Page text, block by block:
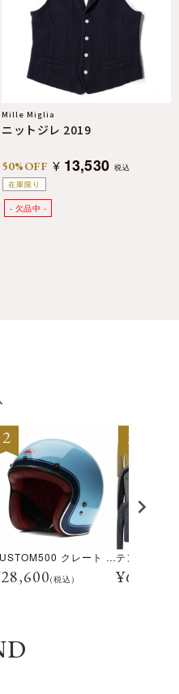
在庫限り
Mille Miglia
ニットジレ 2019
50%OFF ¥ 13,530 税込
CUSTOM500 クレート アイスブルー
28,600(税込) ¥69,300